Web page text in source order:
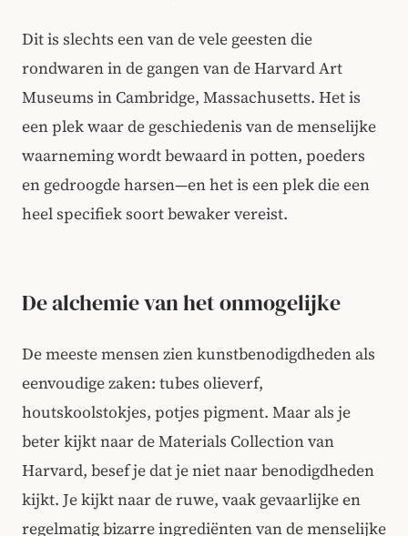
Dit is slechts een van de vele geesten die
rondwaren in de gangen van de Harvard Art
Museums in Cambridge, Massachusetts. Het is
een plek waar de geschiedenis van de menselijke
waarneming wordt bewaard in potten, poeders
en gedroogde harsen—en het is een plek die een
heel specifiek soort bewaker vereist.
De alchemie van het onmogelijke
De meeste mensen zien kunstbenodigdheden als
eenvoudige zaken: tubes olieverf,
houtskoolstokjes, potjes pigment. Maar als je
beter kijkt naar de Materials Collection van
Harvard, besef je dat je niet naar benodigdheden
kijkt. Je kijkt naar de ruwe, vaak gevaarlijke en
regelmatig bizarre ingrediënten van de menselijke